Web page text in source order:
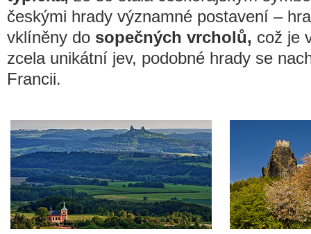
českými hrady významné postavení –
vklíněny do sopečných vrcholů, což je
zcela unikátní jev, podobné hrady se
Francii.